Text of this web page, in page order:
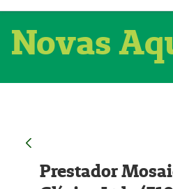
Novas
Prestador